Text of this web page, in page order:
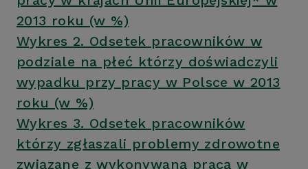
2013 roku (w %)
Wykres 2. Odsetek pracowników w
podziale na płeć którzy doświadczyli
wypadku przy pracy w Polsce w 2013
roku (w %)
Wykres 3. Odsetek pracowników
którzy zgłaszali problemy zdrowotne
związane z wykonywaną pracą w